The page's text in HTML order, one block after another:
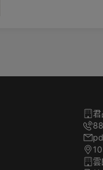
君